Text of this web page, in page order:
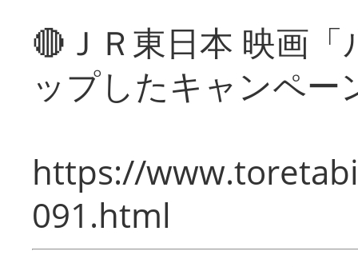
🔴ＪＲ東日本 映画
ップしたキャンペー
https://
091.html